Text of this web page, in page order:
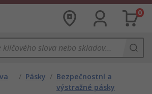
0
/ Pásky / Bezpečnostní a
výstražné pásky